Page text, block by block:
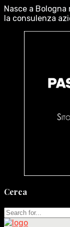
Nasce a
la consulenza
Cerca
Search
for: